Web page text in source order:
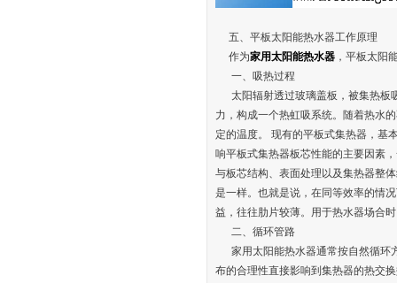
五、平板太阳能热水器工作原理
作为家用太阳能热水器 ，平板太阳
一、吸热过程
太阳辐射透过玻璃盖板，被集热板
力，构成一个热虹吸系统。随着热水
定的温度。 现有的平板式集热器，基
响平板式集热器板芯性能的主要因素
与板芯结构、表面处理以及集热器整
是一样。也就是说，在同等效率的情
益，往往肋片较薄。用于热水器场合
二、循环管路
家用太阳能热水器通常按自然循环
布的合理性直接影响到集热器的热交